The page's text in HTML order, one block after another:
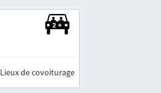
Lieux de covoiturage